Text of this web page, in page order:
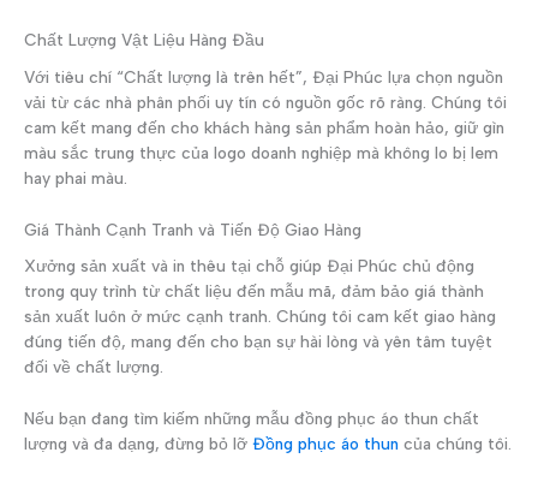
Chất Lượng Vật Liệu Hàng Đầu
Với tiêu chí “Chất lượng là trên hết”, Đại Phúc lựa chọn nguồn
vải từ các nhà phân phối uy tín có nguồn gốc rõ ràng. Chúng tôi
cam kết mang đến cho khách hàng sản phẩm hoàn hảo, giữ gìn
màu sắc trung thực của logo doanh nghiệp mà không lo bị lem
hay phai màu.
Giá Thành Cạnh Tranh và Tiến Độ Giao Hàng
Xưởng sản xuất và in thêu tại chỗ giúp Đại Phúc chủ động
trong quy trình từ chất liệu đến mẫu mã, đảm bảo giá thành
sản xuất luôn ở mức cạnh tranh. Chúng tôi cam kết giao hàng
đúng tiến độ, mang đến cho bạn sự hài lòng và yên tâm tuyệt
đối về chất lượng.
Nếu bạn đang tìm kiếm những mẫu đồng phục áo thun chất
lượng và đa dạng, đừng bỏ lỡ Đồng phục áo thun của chúng tôi.